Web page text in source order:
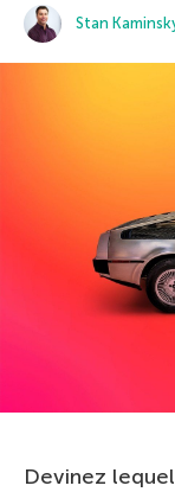
Stan
Devinez